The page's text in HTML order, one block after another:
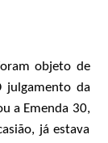
objeto de
julgamento da
a Emenda 30,
já estava